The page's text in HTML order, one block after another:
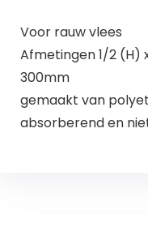
Voor rauw vlees
Afmetingen 1/2 (H)
300mm
gemaakt van
absorberend en